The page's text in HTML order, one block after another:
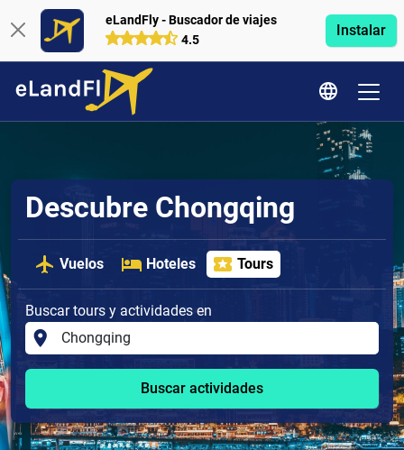
eLandFly - Buscador de viajes
4.5
Instalar
Descubre Chongqing
Vuelos Hoteles Tours
Buscar tours y actividades en
Buscar actividades